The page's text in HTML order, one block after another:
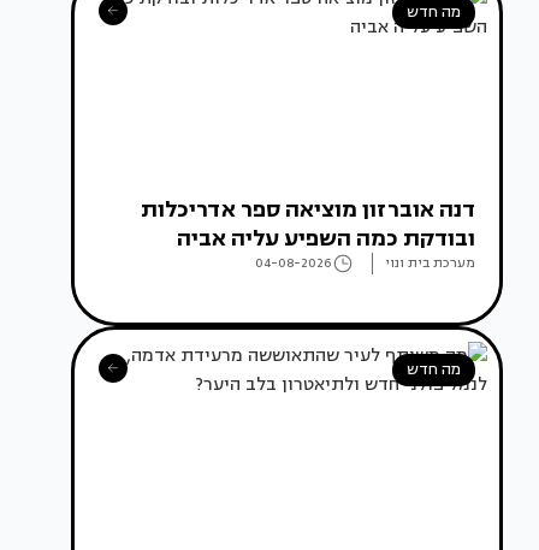
מה חדש
דנה אוברזון מוציאה ספר אדריכלות
ובודקת כמה השפיע עליה אביה
מערכת בית ונוי 04-08-2026
מה חדש